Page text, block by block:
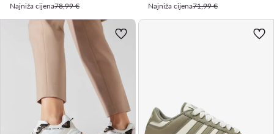
Najniža cijena78,99 € Najniža cijena71,99 €